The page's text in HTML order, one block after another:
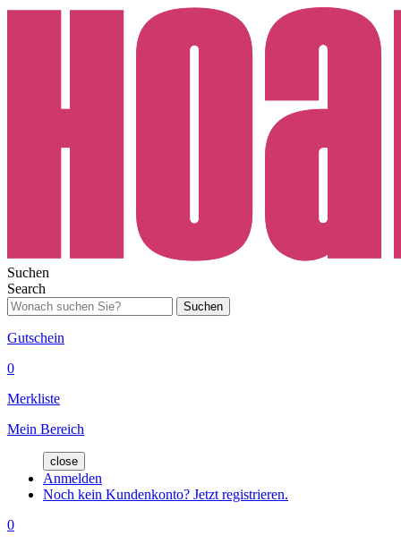
Suchen
Search
Suchen
Gutschein
0
Merkliste
Mein Bereich
close
Anmelden
Noch kein Kundenkonto? Jetzt registrieren.
0